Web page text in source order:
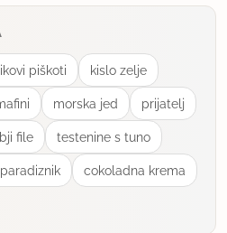
piškoti kislo zelje
morska jed prijatelj
file testenine s tuno
cokoladna krema